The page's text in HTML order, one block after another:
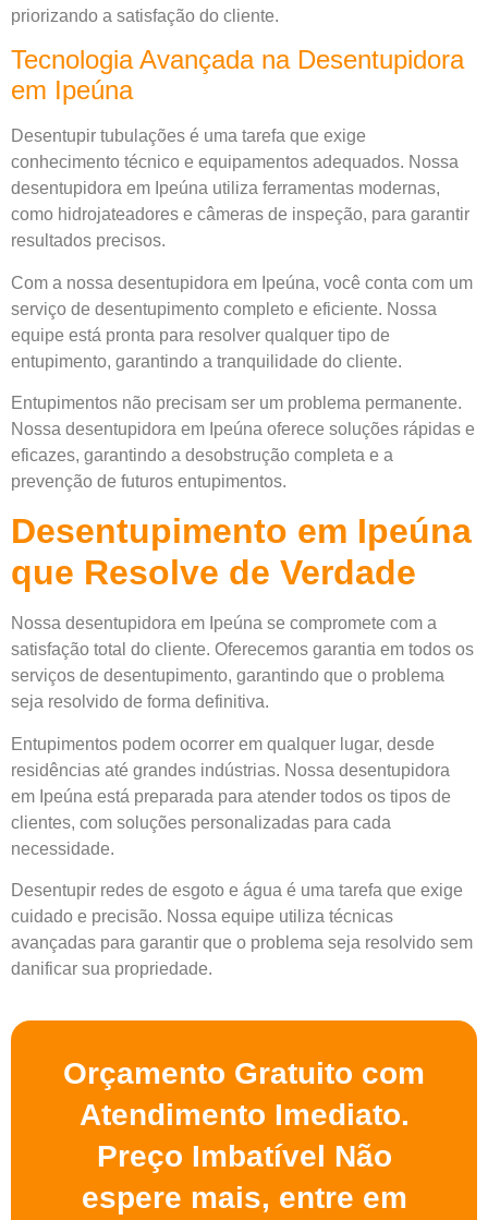
priorizando a satisfação do cliente.
Tecnologia Avançada na Desentupidora
em Ipeúna
Desentupir tubulações é uma tarefa que exige
conhecimento técnico e equipamentos adequados. Nossa
desentupidora em Ipeúna utiliza ferramentas modernas,
como hidrojateadores e câmeras de inspeção, para garantir
resultados precisos.
Com a nossa desentupidora em Ipeúna, você conta com um
serviço de desentupimento completo e eficiente. Nossa
equipe está pronta para resolver qualquer tipo de
entupimento, garantindo a tranquilidade do cliente.
Entupimentos não precisam ser um problema permanente.
Nossa desentupidora em Ipeúna oferece soluções rápidas e
eficazes, garantindo a desobstrução completa e a
prevenção de futuros entupimentos.
Desentupimento em Ipeúna
que Resolve de Verdade
Nossa desentupidora em Ipeúna se compromete com a
satisfação total do cliente. Oferecemos garantia em todos os
serviços de desentupimento, garantindo que o problema
seja resolvido de forma definitiva.
Entupimentos podem ocorrer em qualquer lugar, desde
residências até grandes indústrias. Nossa desentupidora
em Ipeúna está preparada para atender todos os tipos de
clientes, com soluções personalizadas para cada
necessidade.
Desentupir redes de esgoto e água é uma tarefa que exige
cuidado e precisão. Nossa equipe utiliza técnicas
avançadas para garantir que o problema seja resolvido sem
danificar sua propriedade.
Orçamento Gratuito com
Atendimento Imediato.
Preço Imbatível Não
espere mais, entre em